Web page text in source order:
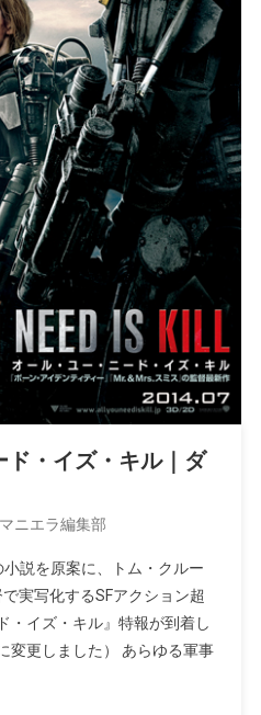
ド・イズ・キル｜ダ
ニエラ編集部
説を原案に、トム・クルー
実写化するSFアクション超
・イズ・キル』特報が到着し
変更しました） あらゆる軍事